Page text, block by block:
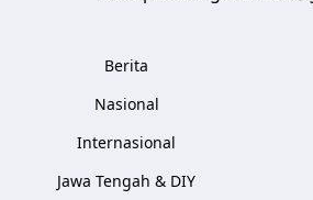
Berita
Nasional
Internasional
Jawa Tengah & DIY